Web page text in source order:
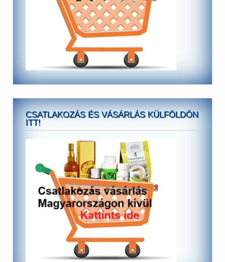
CSATLAKOZÁS ÉS VÁSÁRLÁS KÜLFÖLDÖN
ITT!